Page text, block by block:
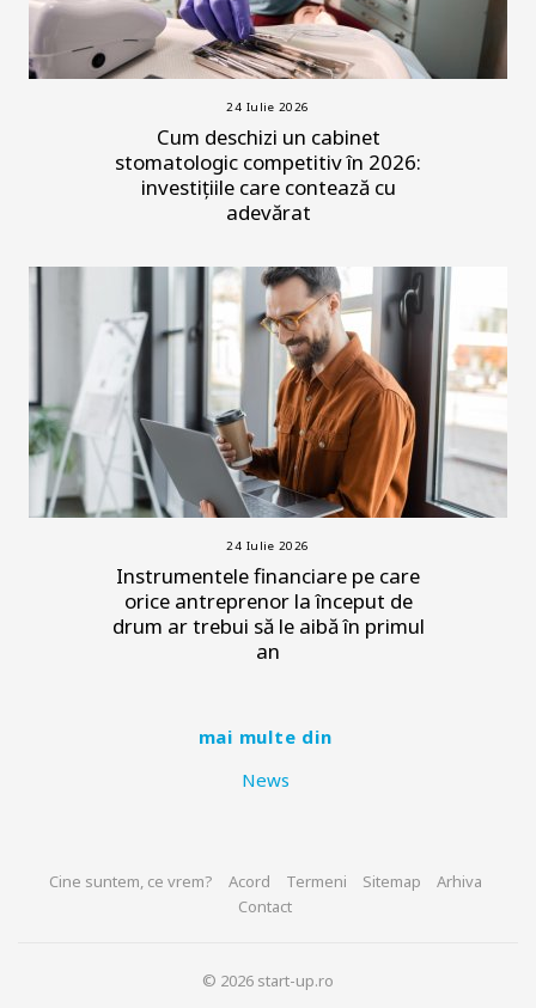
24 Iulie 2026
Cum deschizi un cabinet
stomatologic competitiv în 2026:
investițiile care contează cu
adevărat
24 Iulie 2026
Instrumentele financiare pe care
orice antreprenor la început de
drum ar trebui să le aibă în primul
an
mai multe din
News
Cine suntem, ce vrem? Acord Termeni Sitemap
Arhiva
Contact
© 2026 start-up.ro